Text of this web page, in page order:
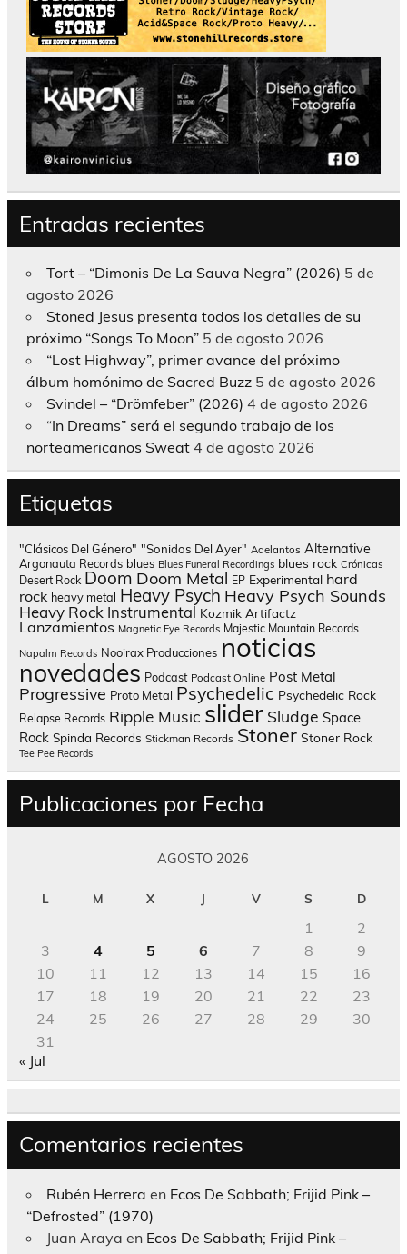
Entradas recientes
Tort – “Dimonis De La Sauva Negra” (2026) 5 de
agosto 2026
Stoned Jesus presenta todos los detalles de su
próximo “Songs To Moon” 5 de agosto 2026
“Lost Highway”, primer avance del próximo
álbum homónimo de Sacred Buzz 5 de agosto 2026
Svindel – “Drömfeber” (2026) 4 de agosto 2026
“In Dreams” será el segundo trabajo de los
norteamericanos Sweat 4 de agosto 2026
Etiquetas
"Clásicos Del Género" "Sonidos Del Ayer" Adelantos Alternative
Argonauta Records blues Blues Funeral Recordings blues rock Crónicas
Desert Rock Doom Doom Metal EP Experimental hard
rock heavy metal Heavy Psych Heavy Psych Sounds
Heavy Rock Instrumental Kozmik Artifactz
Lanzamientos Magnetic Eye Records Majestic Mountain Records
Napalm Records Nooirax Producciones noticias
novedades Podcast Podcast Online Post Metal
Progressive Proto Metal Psychedelic Psychedelic Rock
Relapse Records Ripple Music slider Sludge Space
Rock Spinda Records Stickman Records Stoner Stoner Rock
Tee Pee Records
Publicaciones por Fecha
AGOSTO 2026
L M X J V S D
1
2
3
4 5 6 7 8
9
10
11 12 13 14 15
16
17
18 19 20 21 22
23
24
25 26 27 28 29
30
31
« Jul
Comentarios recientes
Rubén Herrera en Ecos De Sabbath; Frijid Pink –
“Defrosted” (1970)
Juan Araya en Ecos De Sabbath; Frijid Pink –